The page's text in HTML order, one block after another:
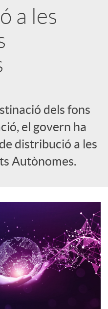
a les
dels fons
el govern ha
distribució a les
Autònomes.